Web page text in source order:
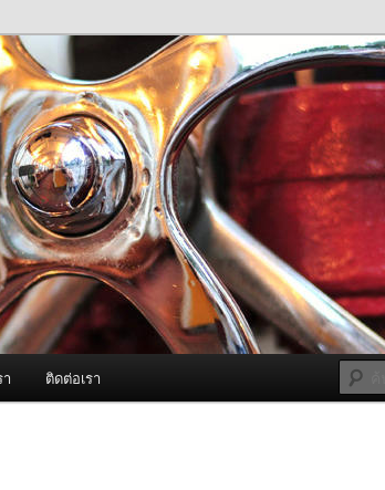
Best Fogger /
งใจ
ติดต่อเรา